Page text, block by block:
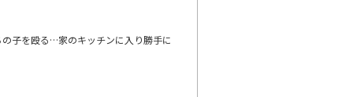
子を殴る…家のキッチンに入り勝手に